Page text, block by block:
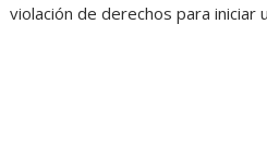
violación de derechos para iniciar